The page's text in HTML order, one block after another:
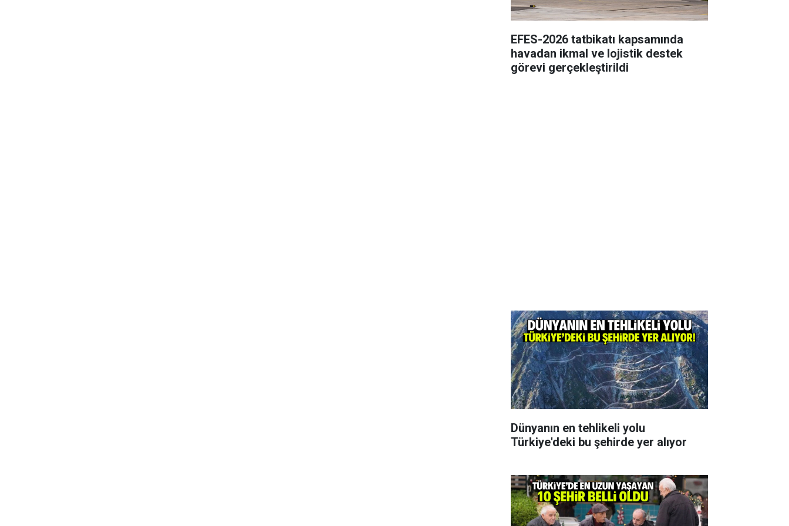
EFES-2026 tatbikatı kapsamında
havadan ikmal ve lojistik destek
görevi gerçekleştirildi
Dünyanın en tehlikeli yolu
Türkiye'deki bu şehirde yer alıyor